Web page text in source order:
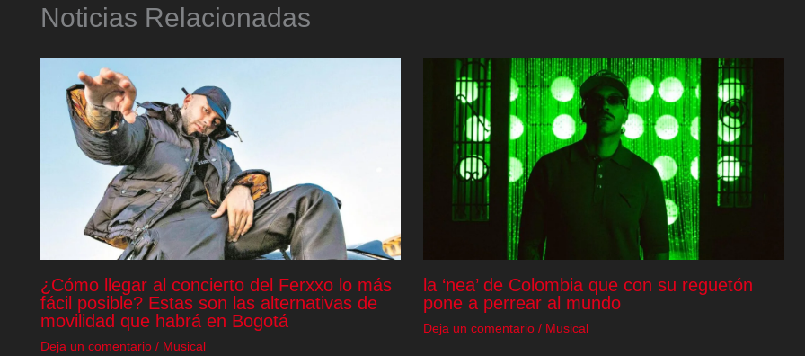
Noticias Relacionadas
¿Cómo llegar al concierto del Ferxxo lo más
fácil posible? Estas son las alternativas de
movilidad que habrá en Bogotá
Deja un comentario / Musical
la ‘nea’ de Colombia que con su reguetón
pone a perrear al mundo
Deja un comentario / Musical